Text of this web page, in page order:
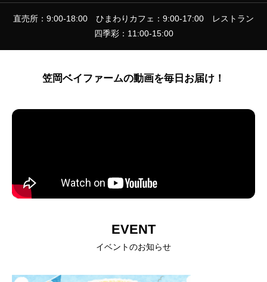
直売所：9:00-18:00 ひまわりカフェ：9:00-17:00 レストラン
四季彩：11:00-15:00
笠岡ベイファームの動画を毎日お届け！
EVENT
イベントのお知らせ